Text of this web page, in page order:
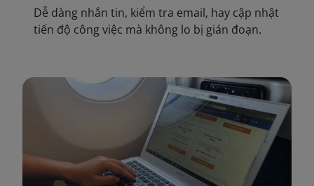
Dễ dàng nhắn tin, kiểm tra email, hay cập nhật
tiến độ công việc mà không lo bị gián đoạn.